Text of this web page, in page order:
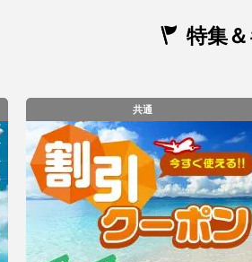
特集
共通